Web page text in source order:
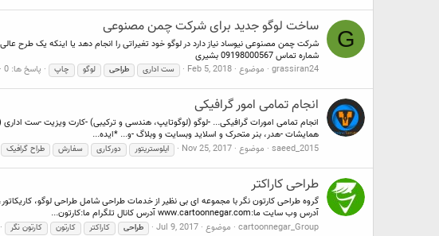
G ساخت لوگو جدید برای شرکت چمن مصنوعی
شرکت چمن مصنوعی نیوساد نیاز دارد در لوگو خود تغیراتی را انجام دهد یا اینکه یک
شماره تماس 09198000567 بشیری
grassiran24 موضوع Feb 5, 2018 ست اداری طراحی لوگو چاپ پاسخ ها: 0
انجام تمامی امور گرافیکی
همایشات -هدر، بنر متحرک و اسلاید وبسایت و وبلاگ -و... *ایده...
saeed_2015 موضوع Nov 25, 2017 ایلوستریتور دورکاری سفارش طراح گرافیک
طراحی کاراکتر
گروه طراحی کارتون نگر با مجموعه ای بی نظیر از خدمات طراحی شامل طراحی لوگو،
آدرس وب سایت ما:www.cartoonnegar.com آدرس کانال تلگرام ما:کارتون...
cartoonnegar_Group موضوع Jul 9, 2017 طراحی کاراکتر کارتون کارتون نگر